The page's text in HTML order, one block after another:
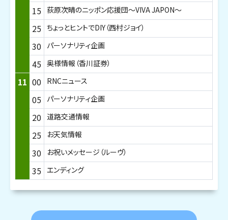
15 荻原次晴のニッポン応援団～VIVA JAPON～
25 ちょっとヒントでDIY（西村ジョイ）
30 パーソナリティ企画
45 奥様情報（香川証券）
11 00 RNCニュース
05 パーソナリティ企画
20 道路交通情報
25 お天気情報
30 お祝いメッセージ（ルーヴ）
35 エンディング